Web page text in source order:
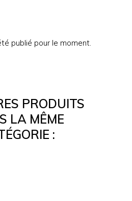
publié pour le moment.
PRODUITS
LA MÊME
: